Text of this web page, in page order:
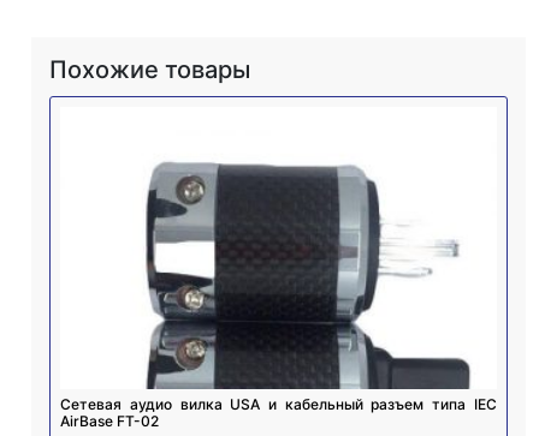
Похожие товары
Cетевая аудио вилка USA и кабельный разъем типа IEC
AirBase FT-02